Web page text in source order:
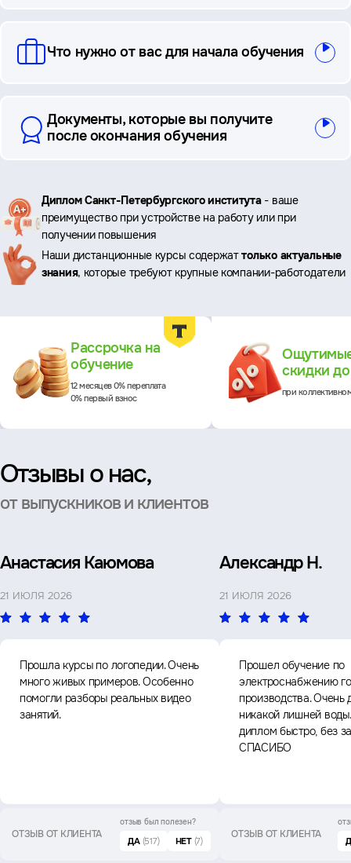
Что нужно от вас для начала обучения
Документы, которые вы получите
после окончания обучения
Ключевые
преимущества
Диплом Санкт-Петербургского института- ваше
преимущество при устройстве на работу или при
получении повышения
Наши дистанционные курсы содержаттолько актуальные
знания, которые требуют крупные компании-работодатели
Рассрочка на
обучение
12 месяцев 0% переплата
0% первый взнос
скидки
при
Отзывы о нас,
от выпускников и клиентов
Анастасия Каюмова
21 ИЮЛЯ 2026
Прошла курсы по логопедии. Очень
много живых примеров. Особенно
помогли разборы реальных видео
занятий.
ОТЗЫВ ОТ КЛИЕНТА
отзыв был полезен?
ДА (517) НЕТ (7)
Александр Н.
21 ИЮЛЯ 2026
Прошел обучение по
электроснабжению
производства. Очень
никакой лишней
диплом быстро, без
СПАСИБО
ОТЗЫВ ОТ КЛИЕНТА